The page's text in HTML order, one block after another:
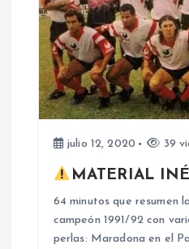
d
a
s
julio 12, 2020 39
MATERIAL
64 minutos que resumen
campeón 1991/92 con
perlas: Maradona en el